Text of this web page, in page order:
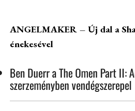
ANGELMAKER – Új dal a
énekesével
Ben Duerr a The Omen Part II:
szerzeményben vendégszerepel